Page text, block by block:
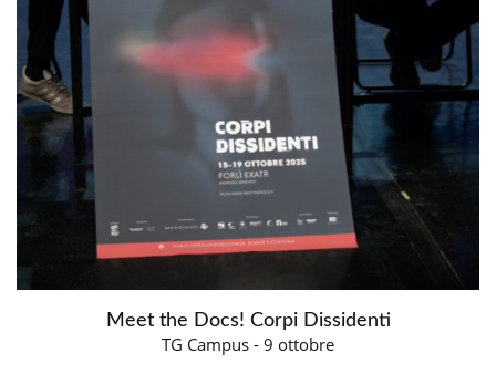
Meet the Docs! Corpi Dissidenti
TG Campus - 9 ottobre